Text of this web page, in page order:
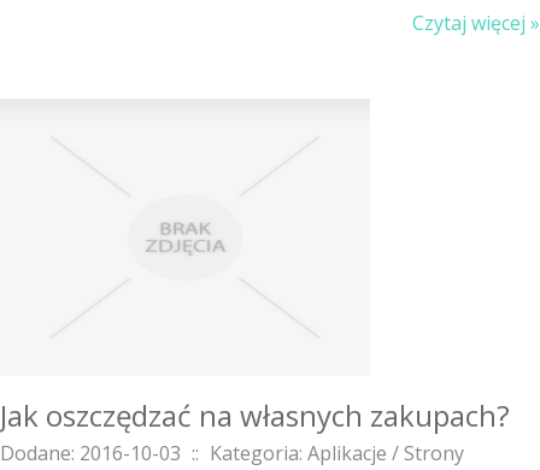
Czytaj więcej »
Jak oszczędzać na własnych zakupach?
Dodane: 2016-10-03 :: Kategoria: Aplikacje / Strony